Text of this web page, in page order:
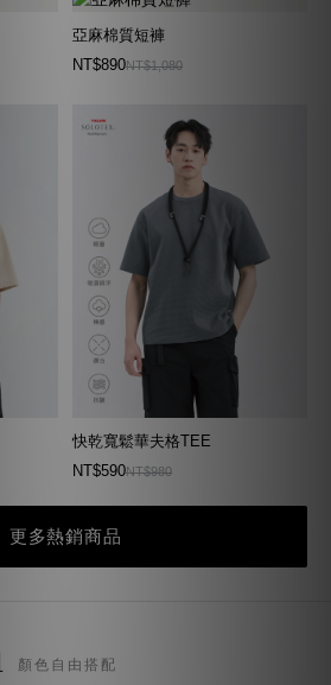
亞麻棉質短褲
NT$890NT$1,080
快乾寬鬆華夫格TEE
NT$590NT$980
更多熱銷商品
顏色自由搭配